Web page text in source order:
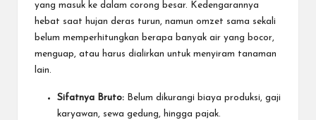
yang masuk ke dalam corong besar. Kedengarannya
hebat saat hujan deras turun, namun omzet sama sekali
belum memperhitungkan berapa banyak air yang bocor,
menguap, atau harus dialirkan untuk menyiram tanaman
lain.
Sifatnya Bruto: Belum dikurangi biaya produksi, gaji
karyawan, sewa gedung, hingga pajak.